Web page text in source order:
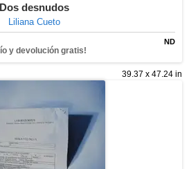
Dos desnudos
Liliana Cueto
ND
y devolución gratis!
39.37 x 47.24 in